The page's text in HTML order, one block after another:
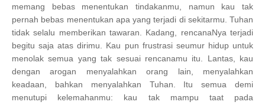
memang bebas menentukan tindakanmu, namun kau tak
pernah bebas menentukan apa yang terjadi di sekitarmu. Tuhan
tidak selalu memberikan tawaran. Kadang, rencanaNya terjadi
begitu saja atas dirimu. Kau pun frustrasi seumur hidup untuk
menolak semua yang tak sesuai rencanamu itu. Lantas, kau
dengan arogan menyalahkan orang lain, menyalahkan
keadaan, bahkan menyalahkan Tuhan. Itu semua demi
menutupi kelemahanmu: kau tak mampu taat pada